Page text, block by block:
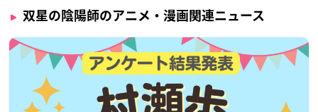
双星の陰陽師のアニメ・漫画関連ニュース